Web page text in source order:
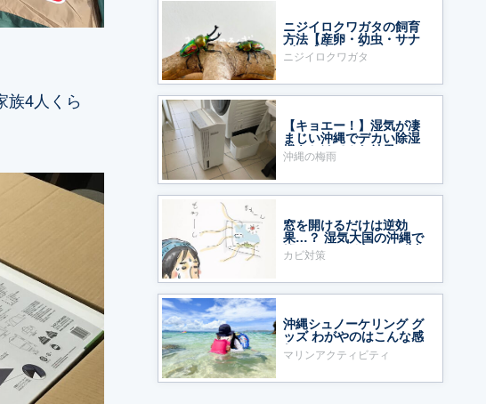
族4人くら
ニジイロクワガタの飼育
方法【産卵・幼虫・サナ
ギ・成虫まで】
ニジイロクワガタ
【キョエー！】湿気が凄
まじい沖縄でデカい除湿
機をかけてみた結果……
沖縄の梅雨
窓を開けるだけは逆効
果…？ 湿気大国の沖縄で
鍛えた、わが家のカビ対
策
カビ対策
沖縄シュノーケリング グ
ッズ わがやのはこんな感
じ
マリンアクティビティ